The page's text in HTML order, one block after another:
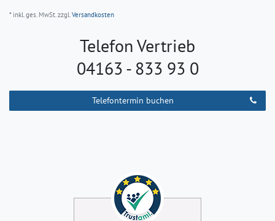
* inkl. ges. MwSt. zzgl.Versandkosten
Telefon Vertrieb
04163 - 833 93 0
Telefontermin buchen